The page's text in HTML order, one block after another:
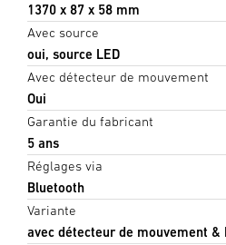
1370 x 87 x 58 mm
Avec source
oui, source LED
Avec détecteur de mouvement
Oui
Garantie du fabricant
5 ans
Réglages via
Bluetooth
Variante
avec détecteur de mouvement &